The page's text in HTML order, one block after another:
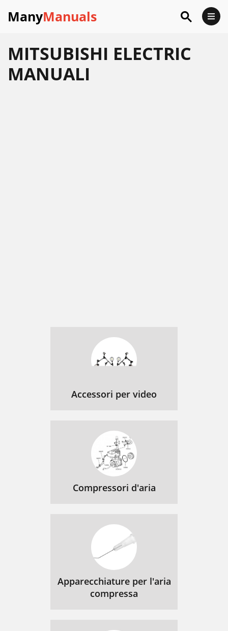
ManyManuals
MITSUBISHI ELECTRIC
MANUALI
Accessori per video
Compressori d'aria
Apparecchiature per l'aria
compressa